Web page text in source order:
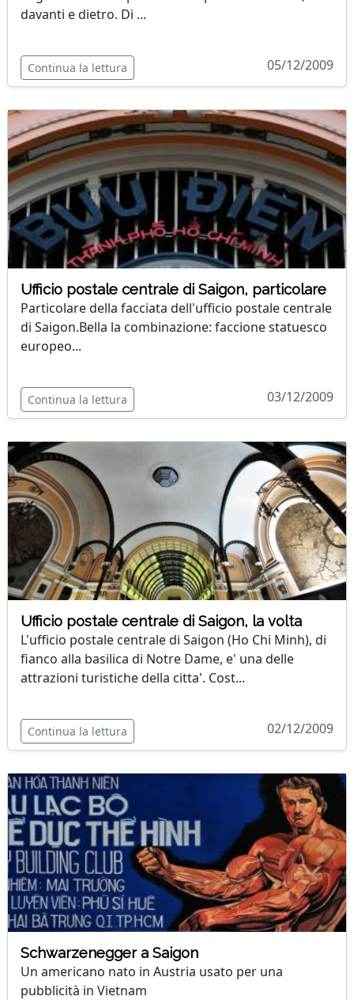
davanti e dietro. Di ...
Continua la lettura 05/12/2009
Ufficio postale centrale di Saigon, particolare
Particolare della facciata dell'ufficio postale centrale
di Saigon.Bella la combinazione: faccione statuesco
europeo...
Continua la lettura 03/12/2009
Ufficio postale centrale di Saigon, la volta
L'ufficio postale centrale di Saigon (Ho Chi Minh), di
fianco alla basilica di Notre Dame, e' una delle
attrazioni turistiche della citta'. Cost...
Continua la lettura 02/12/2009
Schwarzenegger a Saigon
Un americano nato in Austria usato per una
pubblicità in Vietnam